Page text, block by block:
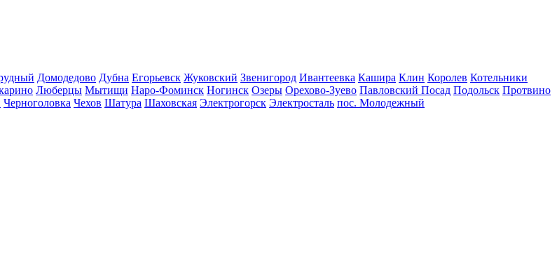
Домодедово Дубна Егорьевск Жуковский Звенигород Ивантеевка Кашира Клин Королев Котельники
Люберцы Мытищи Наро-Фоминск Ногинск Озеры Орехово-Зуево Павловский Посад Подольск Протвино
Черноголовка Чехов Шатура Шаховская Электрогорск Электросталь пос. Молодежный